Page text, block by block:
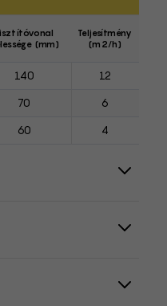
(mm)
Teljesítmény
(m2/h)
140 12
70 6
60 4